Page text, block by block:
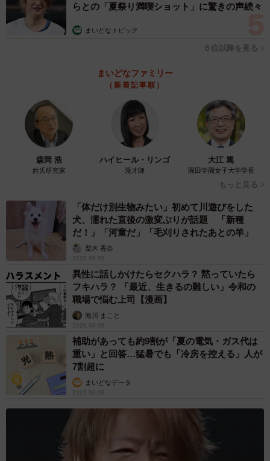
4/6
別の日にも、無断駐車されていたため塞ぐ手法に。相手に文句を言って
も全く懲りないそう。
そして今年3月末、男性の不満は爆発した。この日は通路に
車の後ろに縦列駐車した。するとその後、車店の関係者に
らとの「夏祭り満喫ショット」に驚きの声続々
まいどなトピック
６位以降を見る
まいどなファミリー
（新着記事順）
森岡 浩
姓氏研究家
ハイヒール・リンゴ
漫才師
大江 篤
園田学園女子大学学長
もっと見る
「体だけ別生物みたい」初めて川遊びをした
犬、濡れた直後の激変ぶりが話題 「新種
だ！」「河童だ」「毛刈りされたあとの羊」
梨木 香奈
2026.08.09
異性に話しかけたらセクハラ？ 黙っていたら
フキハラ？ 「最近、生きるの難しい」令和の
職場で悩む上司【漫画】
海川 まこと
2026.08.09
補助があっても約9割が「夏の電気・ガス代は
重い」と回答…猛暑でも「冷房を控える」人が
7割超に
まいどなデータ
2026.08.08